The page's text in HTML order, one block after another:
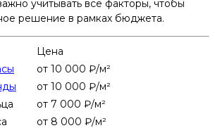
учитывать все факторы, чтобы
решение в рамках бюджета.
Цена
от 10 000 ₽/м²
от 10 000 ₽/м²
от 7 000 ₽/м²
от 8 000 ₽/м²